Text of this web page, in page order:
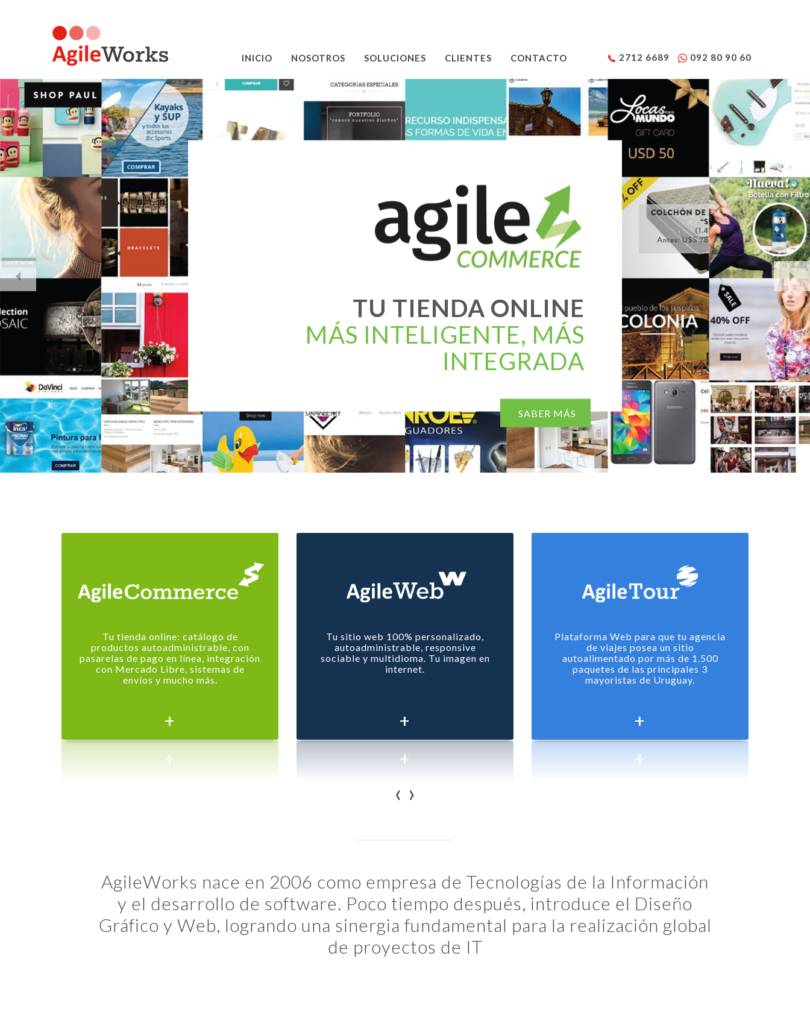
INICIO NOSOTROS SOLUCIONES CLIENTES CONTACTO 2712 6689 092 80 90 60
TU TIENDA ONLINE
MÁS INTELIGENTE, MÁS
INTEGRADA
SABER MÁS
+
Tu tienda online: catálogo de
productos autoadministrable, con
pasarelas de pago en línea, integración
con Mercado Libre, sistemas de
envíos y mucho más.
+
Tu sitio web 100% personalizado,
autoadministrable, responsive
sociable y multidioma. Tu imagen en
internet.
+
Plataforma Web para que tu agencia
de viajes posea un sitio
autoalimentado por más de 1.500
paquetes de las principales 3
mayoristas de Uruguay.
‹ ›
AgileWorks nace en 2006 como empresa de Tecnologías de la Información
y el desarrollo de software. Poco tiempo después, introduce el Diseño
Gráfico y Web, logrando una sinergia fundamental para la realización global
de proyectos de IT